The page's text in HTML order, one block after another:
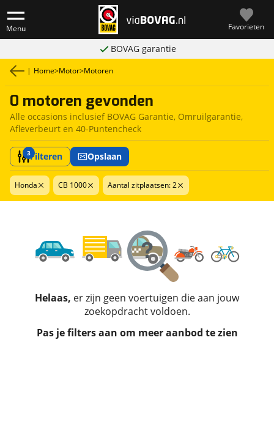
Menu Favorieten
BOVAG garantie
| Home>Motor>Motoren
0 motoren gevonden
Alle occasions inclusief BOVAG Garantie, Omruilgarantie,
Afleverbeurt en 40-Puntencheck
3Filteren Opslaan
Honda CB 1000 Aantal zitplaatsen: 2
Helaas, er zijn geen voertuigen die aan jouw
zoekopdracht voldoen.
Pas je filters aan om meer aanbod te zien